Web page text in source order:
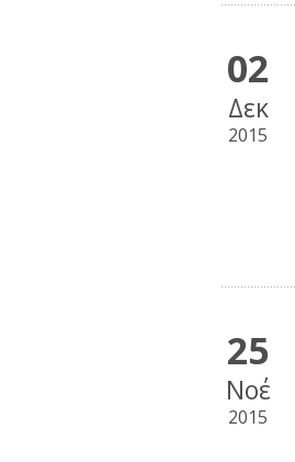
02
Δεκ
2015
25
Νοέ
2015